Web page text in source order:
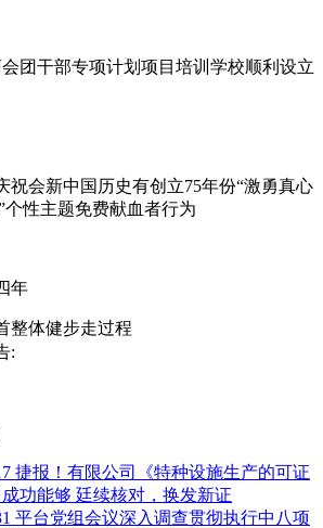
团干部专项计划项目培训学校顺利设立
祝会新中国历史有创立75年份“激勇真心
个性主题免费献血者行为
年
整体健步走过程
:
捷报！有限公司《特​种设施生产的可证
功能够 廷续核对，换发新证
平台党组会议深入调查贯彻执行中八项